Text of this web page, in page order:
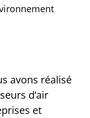
avons réalisé
d’air
et